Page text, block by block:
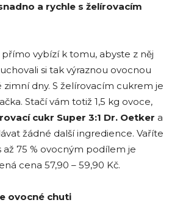
a rychle s želírovacím
vybízí k tomu, abyste z něj
si tak výraznou ovocnou
zimní dny. S želírovacím cukrem je
Stačí vám totiž 1,5 kg ovoce,
cukr Super 3:1 Dr. Oetker a
žádné další ingredience. Vaříte
75 % ovocným podílem je
cena 57,90 – 59,90 Kč.
ovocné chuti